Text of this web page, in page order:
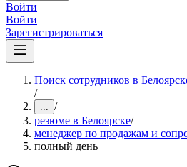
Войти
Войти
Зарегистрироваться
Поиск сотрудников в
/
... /
резюме в Белоярске/
менеджер по продажам и
полный день